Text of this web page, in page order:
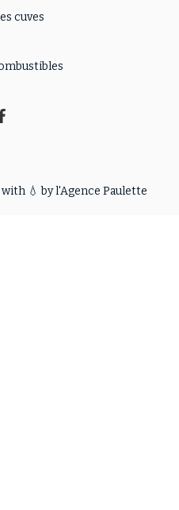
cuves
💧 by l'Agence Paulette